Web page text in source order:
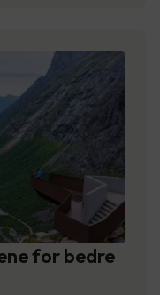
for bedre